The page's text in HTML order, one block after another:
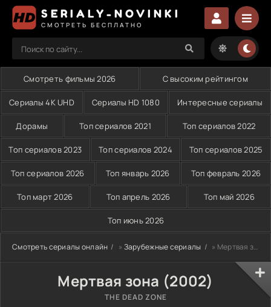
SERIALY-NOVINKI
СМОТРЕТЬ БЕСПЛАТНО
Смотреть фильмы 2026 С высоким рейтингом
Сериалы 4K UHD Сериалы HD 1080 Интересные сериалы
Дорамы Топ сериалов 2021 Топ сериалов 2022
Топ сериалов 2023 Топ сериалов 2024 Топ сериалов 2025
Топ сериалов 2026 Топ январь 2026 Топ февраль 2026
Топ март 2026 Топ апрель 2026 Топ май 2026
Топ июнь 2026
Смотреть сериалы онлайн » Зарубежные сериалы » Мертвая зона (2002)
Мертвая зона (2002)
THE DEAD ZONE